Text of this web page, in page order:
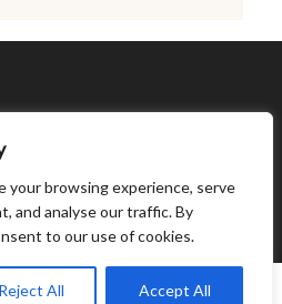
your browsing experience, serve
and analyse our traffic. By
to our use of cookies.
Reject All Accept All